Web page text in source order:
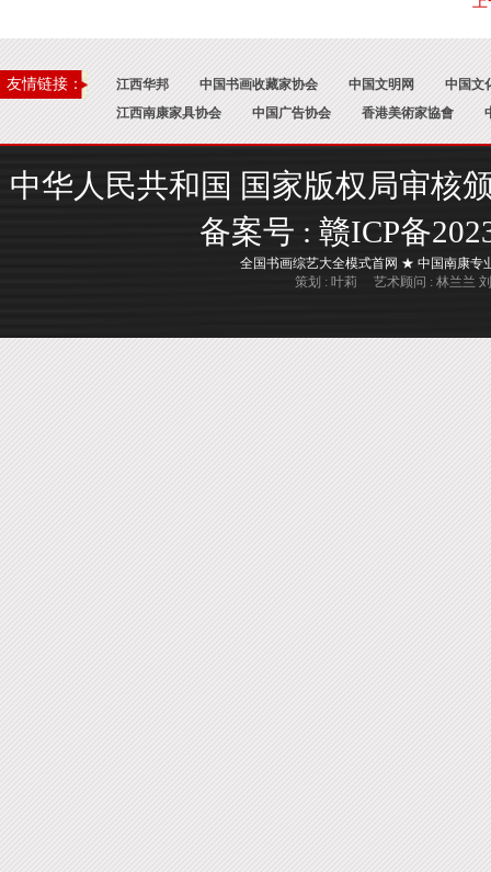
友情链接： 江西华邦 中国书画收藏家协会 中国文明网
中国文
江西南康家具协会
中国广告协会 香港美術家協會
中华人民共和国 国家版权局审核
备案号 : 赣ICP备
全国书画综艺大全模式首网 ★ 中国南康
策划 : 叶莉 艺术顾问 : 林兰兰